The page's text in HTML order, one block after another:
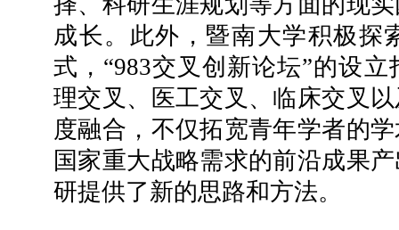
成长。此外，暨南大学积极探
式，“983交叉创新论坛”的设
理交叉、医工交叉、临床交叉
度融合，不仅拓宽青年学者的
国家重大战略需求的前沿成果
研提供了新的思路和方法。